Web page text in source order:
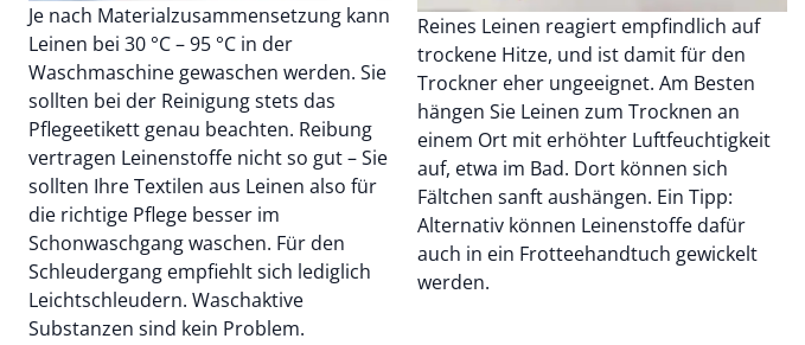
Je nach Materialzusammensetzung kann
Leinen bei 30 °C – 95 °C in der
Waschmaschine gewaschen werden. Sie
sollten bei der Reinigung stets das
Pflegeetikett genau beachten. Reibung
vertragen Leinenstoffe nicht so gut – Sie
sollten Ihre Textilen aus Leinen also für
die richtige Pflege besser im
Schonwaschgang waschen. Für den
Schleudergang empfiehlt sich lediglich
Leichtschleudern. Waschaktive
Substanzen sind kein Problem.
Reines Leinen reagiert empfindlich auf
trockene Hitze, und ist damit für den
Trockner eher ungeeignet. Am Besten
hängen Sie Leinen zum Trocknen an
einem Ort mit erhöhter Luftfeuchtigkeit
auf, etwa im Bad. Dort können sich
Fältchen sanft aushängen. Ein Tipp:
Alternativ können Leinenstoffe dafür
auch in ein Frotteehandtuch gewickelt
werden.